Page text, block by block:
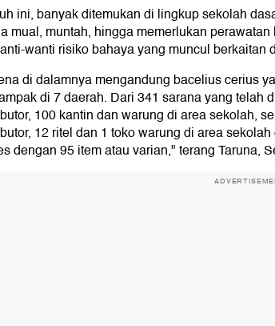
ini, banyak ditemukan di lingkup sekolah
mual, muntah, hingga memerlukan
wanti risiko bahaya yang muncul berkaitan
di dalamnya mengandung bacelius cerius
di 7 daerah. Dari 341 sarana yang telah
100 kantin dan warung di area sekolah,
12 ritel dan 1 toko warung di area
dengan 95 item atau varian," terang Taruna,